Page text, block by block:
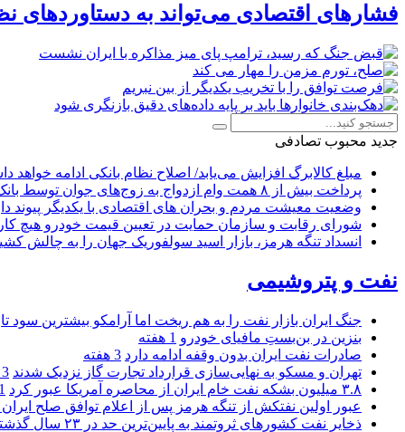
فشارهای اقتصادی می‌تواند به دستاوردهای
جدید محبوب تصادفی
مبلغ کالابرگ افزایش می‌یابد/ اصلاح نظام بانکی ادامه خواهد
پرداخت بیش از ۸ همت وام ازدواج به زوج‌های جوان توسط بانک ملی ایران
وضعیت معیشت مردم و بحران های اقتصادی با یکدیگر پیوند
شورای رقابت و سازمان حمایت در تعیین قیمت خودرو هیچ
انسداد تنگه هرمز، بازار اسید سولفوریک جهان را به چالش
نفت و پتروشیمی
جنگ ایران بازار نفت را به هم ریخت اما آرامکو بیشترین سود
بنزین در بن‌بستِ مافیای خودرو 1 هفته
صادرات نفت ایران بدون وقفه ادامه دارد 3 هفته
تهران و مسکو به نهایی‌سازی قرارداد تجارت گاز نزدیک شدند 3 هفته
۳.۸ میلیون بشکه نفت خام ایران از محاصره آمریکا عبور کرد
1
عبور اولین نفتکش از تنگه هرمز پس از اعلام توافق صلح ایران
ذخایر نفت کشورهای ثروتمند به پایین‌ترین حد در ۲۳ سال گذشته رسید